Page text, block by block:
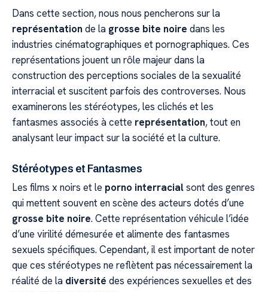
Dans cette section, nous nous pencherons sur la
représentation de la grosse bite noire dans les
industries cinématographiques et pornographiques. Ces
représentations jouent un rôle majeur dans la
construction des perceptions sociales de la sexualité
interracial et suscitent parfois des controverses. Nous
examinerons les stéréotypes, les clichés et les
fantasmes associés à cette représentation, tout en
analysant leur impact sur la société et la culture.
Stéréotypes et Fantasmes
Les films x noirs et le porno interracialsont des genres
qui mettent souvent en scène des acteurs dotés d’une
grosse bite noire. Cette représentation véhicule l’idée
d’une virilité démesurée et alimente des fantasmes
sexuels spécifiques. Cependant, il est important de noter
que ces stéréotypes ne reflètent pas nécessairement la
réalité de la diversité des expériences sexuelles et des